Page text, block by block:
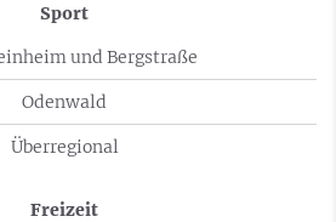
Sport
und Bergstraße
Odenwald
Überregional
Freizeit